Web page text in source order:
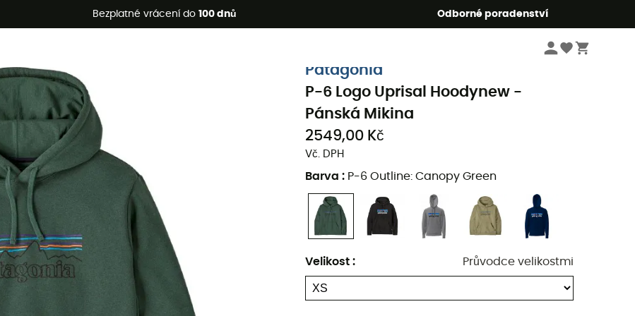
Bezplatné vrácení do 100 dnů Odborné poradenství
Letní akce 🔥 -5 % EXTRA při nákupu 2 produktů* s kódem Summer5
Pánské mikiny a svetre
Patagonia
P-6 Logo Uprisal Hoodynew -
Pánská Mikina
2549,00 Kč
Vč. DPH
Barva : P-6 Outline: Canopy Green
Velikost : Průvodce velikostmi